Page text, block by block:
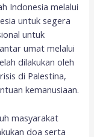
Indonesia melalui
untuk segera
untuk
umat melalui
dilakukan oleh
di Palestina,
kemanusiaan.
masyarakat
doa serta